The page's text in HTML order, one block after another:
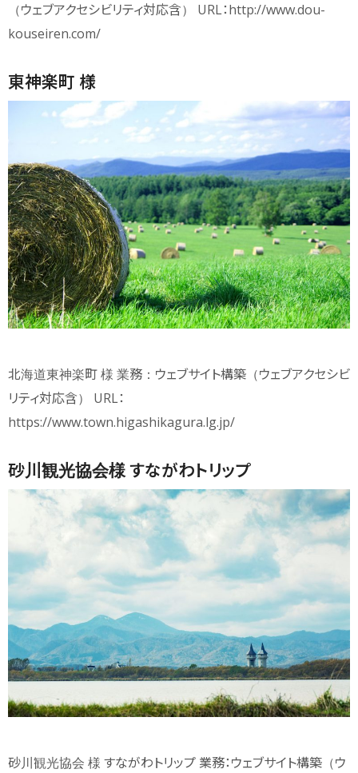
（ウェブアクセシビリティ対応含） URL：http://www.dou-
kouseiren.com/
東神楽町 様
北海道東神楽町 様 業務：ウェブサイト構築（ウェブアクセシビ
リティ対応含） URL：
https://www.town.higashikagura.lg.jp/
砂川観光協会様 すながわトリップ
砂川観光協会 様 すながわトリップ 業務：ウェブサイト構築（ウ